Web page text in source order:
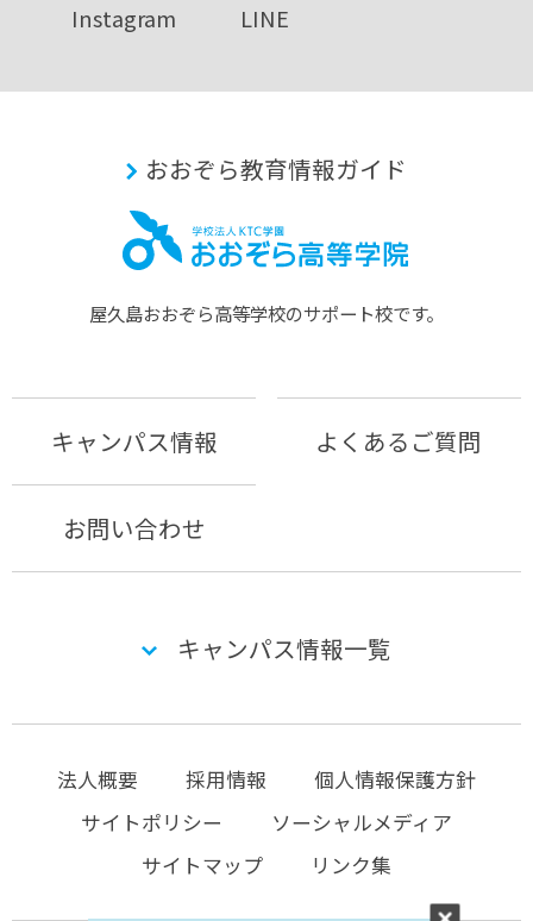
Instagram LINE
おおぞら教育情報ガイド
屋久島おおぞら⾼等学校のサポート校です。
キャンパス情報 よくあるご質問
お問い合わせ
キャンパス情報一覧
法人概要 採用情報
個人情報保護方針
サイトポリシー
ソーシャルメディア
サイトマップ
リンク集